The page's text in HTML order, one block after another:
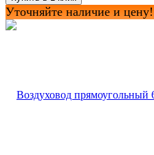
Уточняйте наличие и цену!